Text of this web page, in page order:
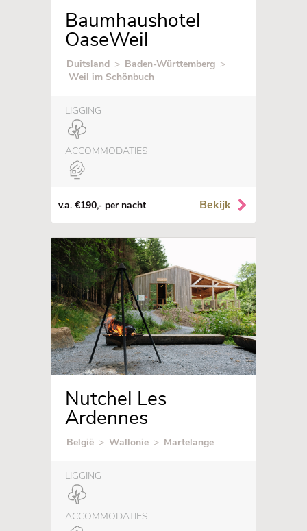
Baumhaushotel
OaseWeil
Duitsland > Baden-Württemberg >
Weil im Schönbuch
LIGGING
ACCOMMODATIES
v.a. €190,- per nacht Bekijk
Nutchel Les
Ardennes
België > Wallonie > Martelange
LIGGING
ACCOMMODATIES